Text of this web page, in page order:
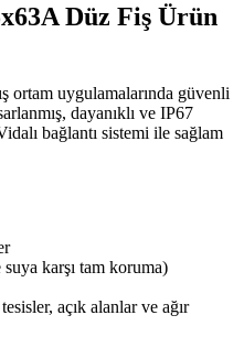
Düz Fiş Ürün
ortam uygulamalarında güvenli
dayanıklı ve IP67
bağlantı sistemi ile sağlam
karşı tam koruma)
açık alanlar ve ağır